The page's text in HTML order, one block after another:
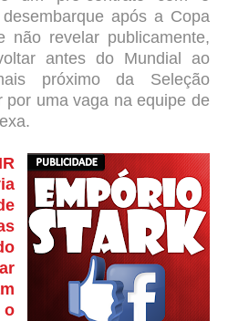
após a Copa
não revelar publicamente,
antes do Mundial ao
próximo da Seleção
por uma vaga na equipe de